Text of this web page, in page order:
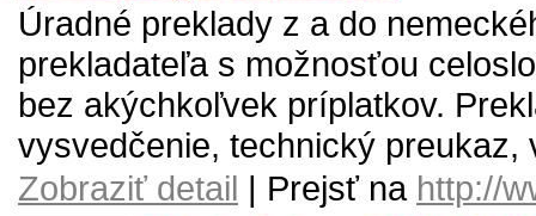
Úradné preklady z a do
prekladateľa s možnosťou
bez akýchkoľvek príplatkov.
vysvedčenie, technický
Zobraziť detail | Prejsť na http://